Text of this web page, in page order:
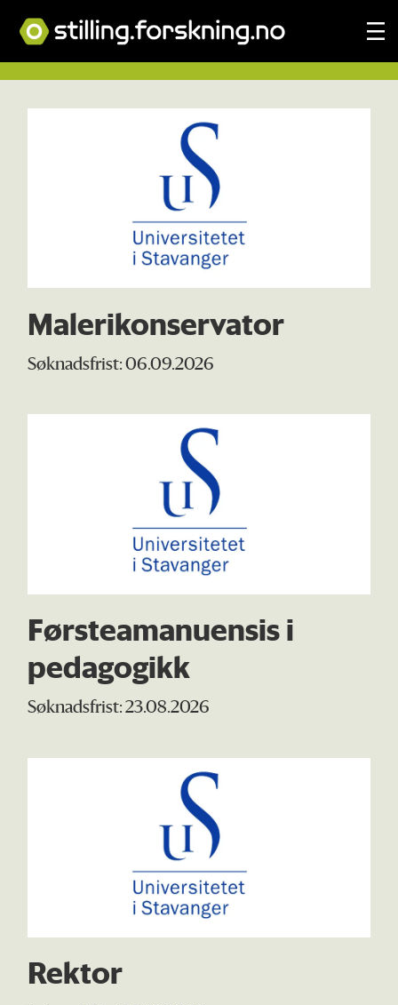
Tag:
Malerikonservator
Søknadsfrist: 06.09.2026
Førsteamanuensis i
pedagogikk
Søknadsfrist: 23.08.2026
Rektor